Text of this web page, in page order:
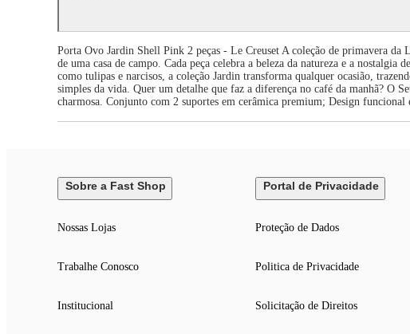
Porta Ovo Jardin Shell Pink 2 peças - Le Creuset A coleção de primavera
de uma casa de campo. Cada peça celebra a beleza da natureza e a
como tulipas e narcisos, a coleção Jardin transforma qualquer ocasião,
simples da vida. Quer um detalhe que faz a diferença no café da manhã? O
charmosa. Conjunto com 2 suportes em cerâmica premium; Design
Sobre a Fast Shop
Nossas Lojas
Trabalhe Conosco
Institucional
Portal de Privacidade
Proteção de Dados
Politica de Privacidade
Solicitação de Direitos